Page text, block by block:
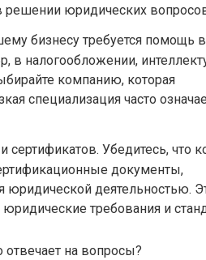
решении юридических
бизнесу требуется помощь в
в налогообложении,
компанию, которая
специализация часто
Убедитесь, что
документы,
деятельностью.
требования и
на вопросы?